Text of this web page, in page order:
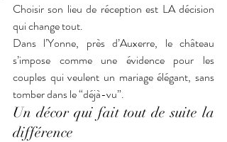
Choisir son lieu de réception est LA décision
qui change tout.
Dans l’Yonne, près d’Auxerre, le château
s’impose comme une évidence pour les
couples qui veulent un mariage élégant, sans
tomber dans le “déjà-vu”.
Un décor qui fait tout de suite la
différence